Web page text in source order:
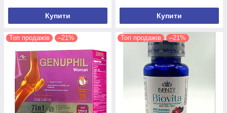
Купити Купити
Топ продажів –21% Топ продажів –21%